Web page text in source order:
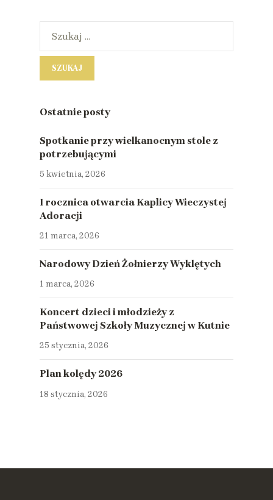
Ostatnie posty
Spotkanie przy wielkanocnym stole z
potrzebującymi
5 kwietnia, 2026
I rocznica otwarcia Kaplicy Wieczystej
Adoracji
21 marca, 2026
Narodowy Dzień Żołnierzy Wyklętych
1 marca, 2026
Koncert dzieci i młodzieży z
Państwowej Szkoły Muzycznej w Kutnie
25 stycznia, 2026
Plan kolędy 2026
18 stycznia, 2026